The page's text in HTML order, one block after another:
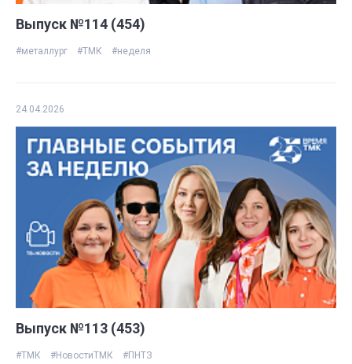
Выпуск №114 (454)
#металлург #ТМК #неделя
24.04.2026
Выпуск №113 (453)
#ТМК #НовостиТМК #ПНТЗ